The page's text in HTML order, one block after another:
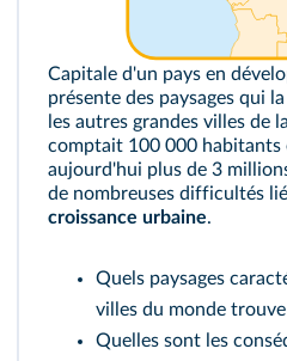
Capitale d'un pays en
présente des paysages qui
les autres grandes villes de
comptait 100 000 habitants
aujourd'hui plus de 3
de nombreuses difficultés
croissance urbaine.
Quels paysages
villes du monde
Quelles sont les